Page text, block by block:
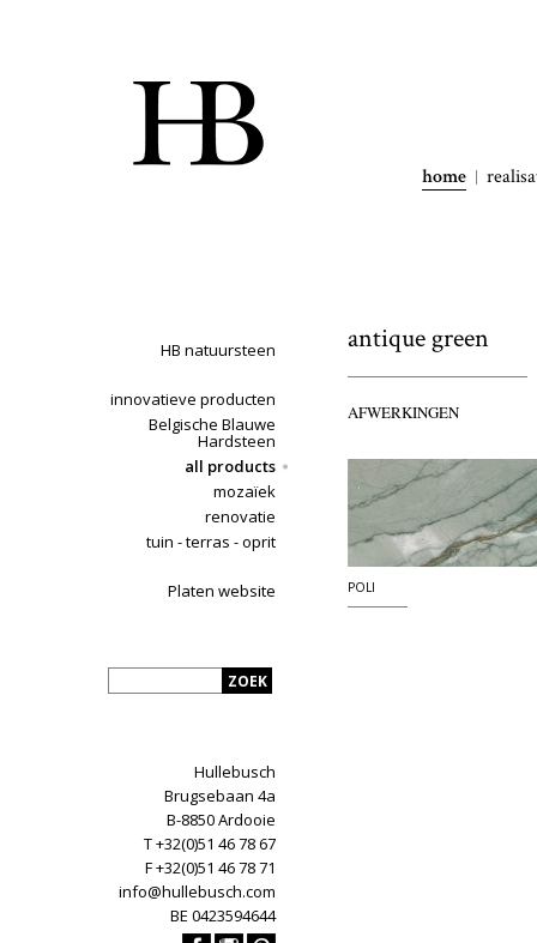
home
HB natuursteen
innovatieve producten
Belgische Blauwe
Hardsteen
all products
mozaïek
renovatie
tuin - terras - oprit
Platen website
Hullebusch
Brugsebaan 4a
B-8850 Ardooie
T +32(0)51 46 78 67
F +32(0)51 46 78 71
info@hullebusch.com
BE 0423594644
antique green
AFWERKINGEN
POLI